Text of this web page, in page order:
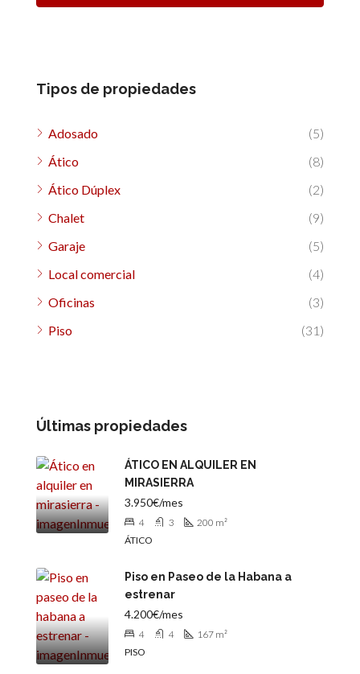
Tipos de propiedades
Adosado
(5)
Ático
(8)
Ático Dúplex
(2)
Chalet
(9)
Garaje
(5)
Local comercial
(4)
Oficinas
(3)
Piso
(31)
Últimas propiedades
ÁTICO EN ALQUILER EN
MIRASIERRA
3.950€/mes
4 3 200 m²
ÁTICO
Piso en Paseo de la Habana a
estrenar
4.200€/mes
4 4 167 m²
PISO